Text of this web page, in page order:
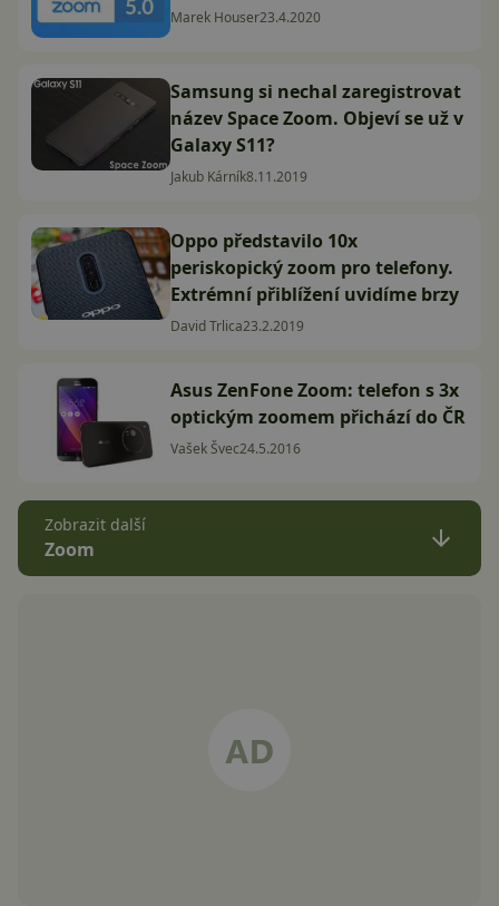
Marek Houser23.4.2020
Samsung si nechal zaregistrovat
název Space Zoom. Objeví se už v
Galaxy S11?
Jakub Kárník8.11.2019
Oppo představilo 10x
periskopický zoom pro telefony.
Extrémní přiblížení uvidíme brzy
David Trlica23.2.2019
Asus ZenFone Zoom: telefon s 3x
optickým zoomem přichází do ČR
Vašek Švec24.5.2016
Zobrazit další
Zoom